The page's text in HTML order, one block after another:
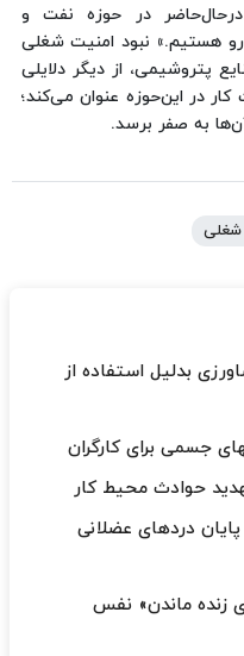
در حوزه نفت و
هستیم.» نبود امنیت شغلی
پتروشیمی، از دیگر دلایلی
در این‌حوزه عنوان می‌کند؛
به صفر برسد.
شغلی
بدلیل استفاده از
جسمی برای کارگران
حوادث محیط کار
دردهای عضلانی
زنده ماندن» نفس